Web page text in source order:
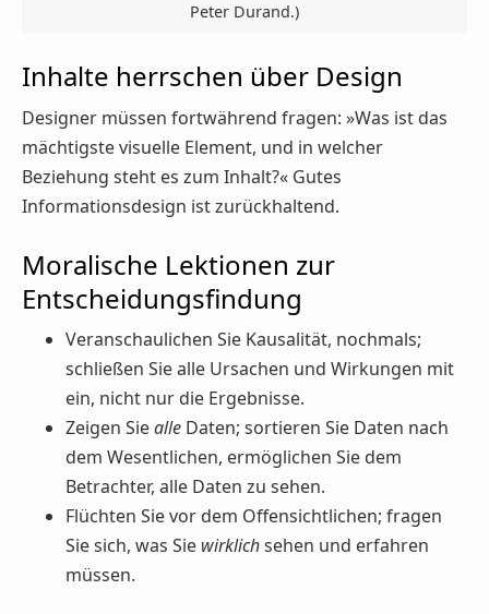
Peter Durand.)
Inhalte herrschen über Design
Designer müssen fortwährend fragen: »Was ist das
mächtigste visuelle Element, und in welcher
Beziehung steht es zum Inhalt?« Gutes
Informationsdesign ist zurückhaltend.
Moralische Lektionen zur
Entscheidungsfindung
Veranschaulichen Sie Kausalität, nochmals;
schließen Sie alle Ursachen und Wirkungen mit
ein, nicht nur die Ergebnisse.
Zeigen Siealle Daten; sortieren Sie Daten nach
dem Wesentlichen, ermöglichen Sie dem
Betrachter, alle Daten zu sehen.
Flüchten Sie vor dem Offensichtlichen; fragen
Sie sich, was Sie wirklichsehen und erfahren
müssen.